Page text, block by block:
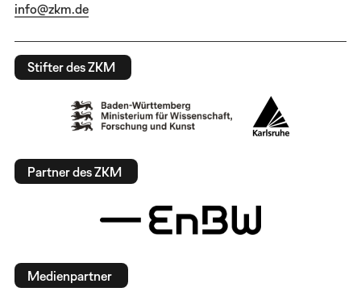
info@zkm.de
Stifter des ZKM
Partner des ZKM
Medienpartner